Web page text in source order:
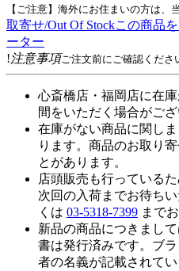
【ご注意】海外にお住まいの方は、
取寄せ/Out Of Stockこの商品
ーター
!注意事項ご注文前にご確認くださ
心斎橋店・福岡店に在
間をいただく場合がござ
在庫がない商品に関し
ります。商品のお取り
とがあります。
店頭販売も行っている
次回の入荷までお待ち
くは 03-5318-7399 まで
新品の商品につきまし
書は発行済みです。ブ
者の名義が記載されてい